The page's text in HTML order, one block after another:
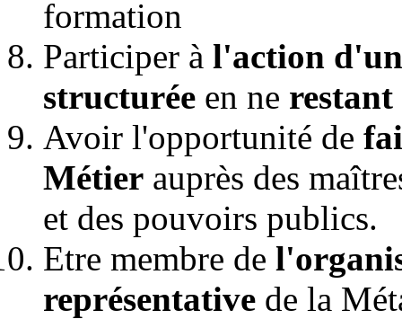
formation
Participer à l'action
structurée en ne restant
Avoir l'opportunité de
Métier auprès des
et des pouvoirs publics.
Etre membre de
représentative de la